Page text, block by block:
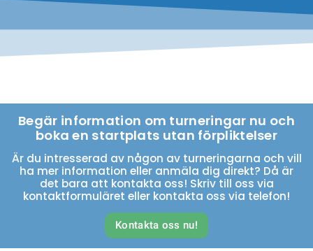
Begär information om turneringar nu och
boka en startplats utan förpliktelser
Är du intresserad av någon av turneringarna och vill
ha mer information eller anmäla dig direkt? Då är
det bara att kontakta oss! Skriv till oss via
kontaktformuläret eller kontakta oss via telefon!
Kontakta oss nu!